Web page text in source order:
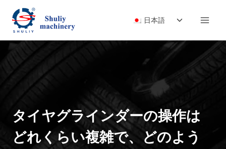
日本語
子
ニ
ュ
替
る
タイヤグラインダーの操作は
どれくらい複雑で、どのよう